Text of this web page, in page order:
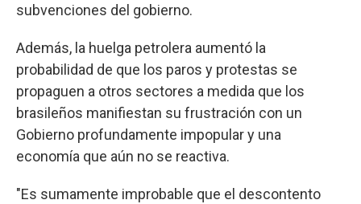
subvenciones del gobierno.
Además, la huelga petrolera aumentó la
probabilidad de que los paros y protestas se
propaguen a otros sectores a medida que los
brasileños manifiestan su frustración con un
Gobierno profundamente impopular y una
economía que aún no se reactiva.
"Es sumamente improbable que el descontento